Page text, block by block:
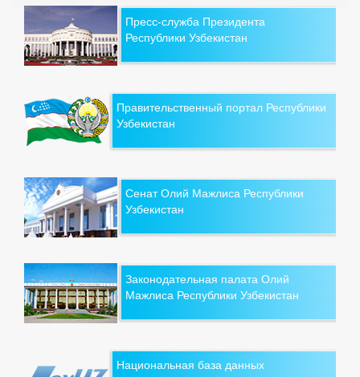
Пресс-служба Президента
Республики Узбекистан
Правительственный портал Республики
Узбекистан
Сенат Олий Мажлиса Республики
Узбекистан
Законодательная палата Олий
Мажлиса Республики Узбекистан
Национальная база данных